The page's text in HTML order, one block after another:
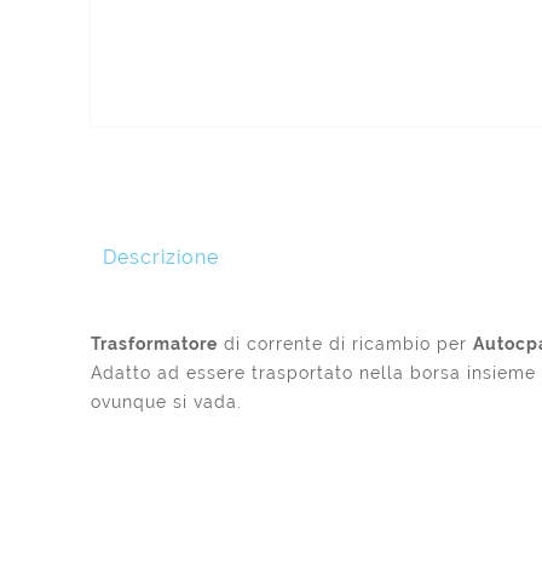
Descrizione
Trasformatore di corrente di ricambio per
Adatto ad essere trasportato nella borsa
ovunque si vada.